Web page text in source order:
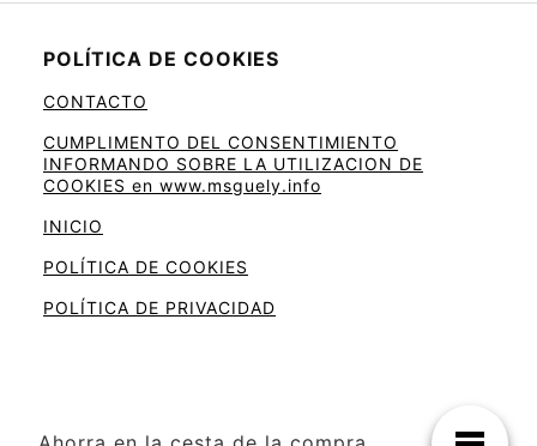
POLÍTICA DE COOKIES
CONTACTO
CUMPLIMENTO DEL CONSENTIMIENTO
INFORMANDO SOBRE LA UTILIZACION DE
COOKIES en www.msguely.info
INICIO
POLÍTICA DE COOKIES
POLÍTICA DE PRIVACIDAD